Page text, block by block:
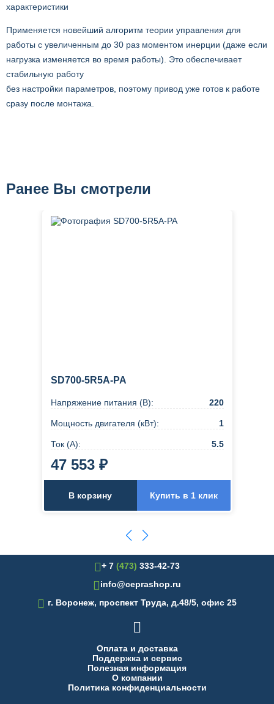
характеристики
Применяется новейший алгоритм теории управления для
работы с увеличенным до 30 раз моментом инерции (даже если
нагрузка изменяется во время работы). Это обеспечивает
стабильную работу
без настройки параметров, поэтому привод уже готов к работе
сразу после монтажа.
Ранее Вы смотрели
SD700-5R5A-PA
Напряжение питания (В): 220
Мощность двигателя (кВт): 1
Ток (А): 5.5
47 553 ₽
В корзину Купить в 1 клик
+ 7 (473) 333-42-73
info@ceprashop.ru
 г. Воронеж, проспект Труда, д.48/5, офис 25

Оплата и доставка
Поддержка и сервис
Полезная информация
О компании
Политика конфиденциальности